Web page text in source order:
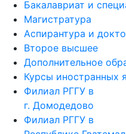
Бакалавриат и
Магистратура
Аспирантура и
Второе высшее
Дополнительное
Курсы иностранных
Филиал РГГУ в
г. Домодедово
Филиал РГГУ в